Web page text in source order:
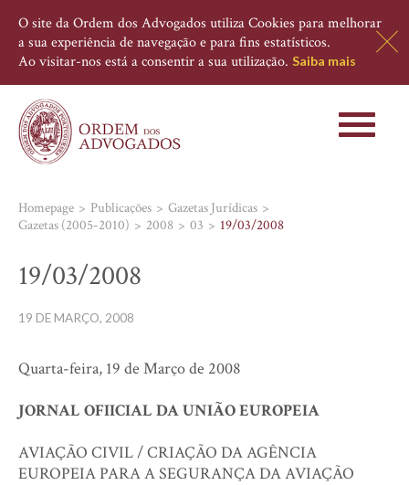
O site da Ordem dos Advogados utiliza Cookies para melhorar
a sua experiência de navegação e para fins estatísticos.
Ao visitar-nos está a consentir a sua utilização. Saiba mais
Toggle
Homepage Publicações
Gazetas Jurídicas
Gazetas (2005-2010)
2008 03 19/03/2008
19/03/2008
19 DE MARÇO, 2008
Quarta-feira, 19 de Março de 2008
JORNAL OFIICIAL DA UNIÃO EUROPEIA
AVIAÇÃO CIVIL / CRIAÇÃO DA AGÊNCIA
EUROPEIA PARA A SEGURANÇA DA AVIAÇÃO